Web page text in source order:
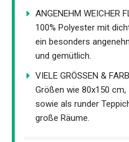
ANGENEHM WEICHER
100% Polyester mit
ein besonders
und gemütlich.
VIELE GRÖSSEN &
Größen wie 80x150
sowie als runder
große Räume.